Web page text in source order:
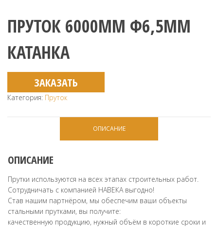
ПРУТОК 6000ММ Ф6,5ММ
КАТАНКА
ЗАКАЗАТЬ
Категория: Пруток
ОПИСАНИЕ
ОПИСАНИЕ
Прутки используются на всех этапах строительных работ.
Сотрудничать с компанией НАВЕКА выгодно!
Став нашим партнёром, мы обеспечим ваши объекты
стальными прутками, вы получите:
качественную продукцию, нужный объём в короткие сроки и